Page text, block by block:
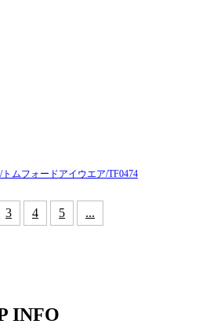
ムフォードアイウエア/TF0474
3 4 5 ...
INFO